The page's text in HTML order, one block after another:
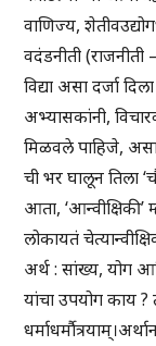
वाणिज्य,
वदंडनीती (राजनीती
विद्या असा दर्जा
अभ्यासकांनी,
मिळवले पाहिजे, असा
ची भर घालून तिला
आता,
लोकायतं
अर्थ : सांख्य, योग
यांचा उपयोग काय ?